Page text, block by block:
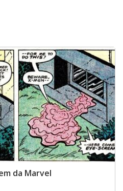
da Marvel